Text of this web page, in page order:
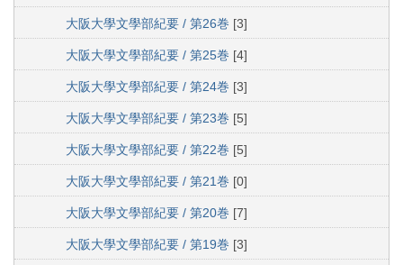
大阪大學文學部紀要 / 第26巻 [3]
大阪大學文學部紀要 / 第25巻 [4]
大阪大學文學部紀要 / 第24巻 [3]
大阪大學文學部紀要 / 第23巻 [5]
大阪大學文學部紀要 / 第22巻 [5]
大阪大學文學部紀要 / 第21巻 [0]
大阪大學文學部紀要 / 第20巻 [7]
大阪大學文學部紀要 / 第19巻 [3]